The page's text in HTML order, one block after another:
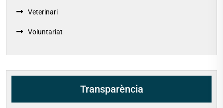
Veterinari
Voluntariat
Transparència